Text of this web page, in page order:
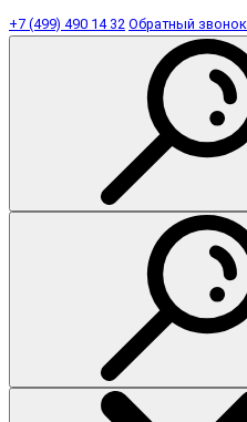
+7 (499) 490 14 32 Обратный звонок